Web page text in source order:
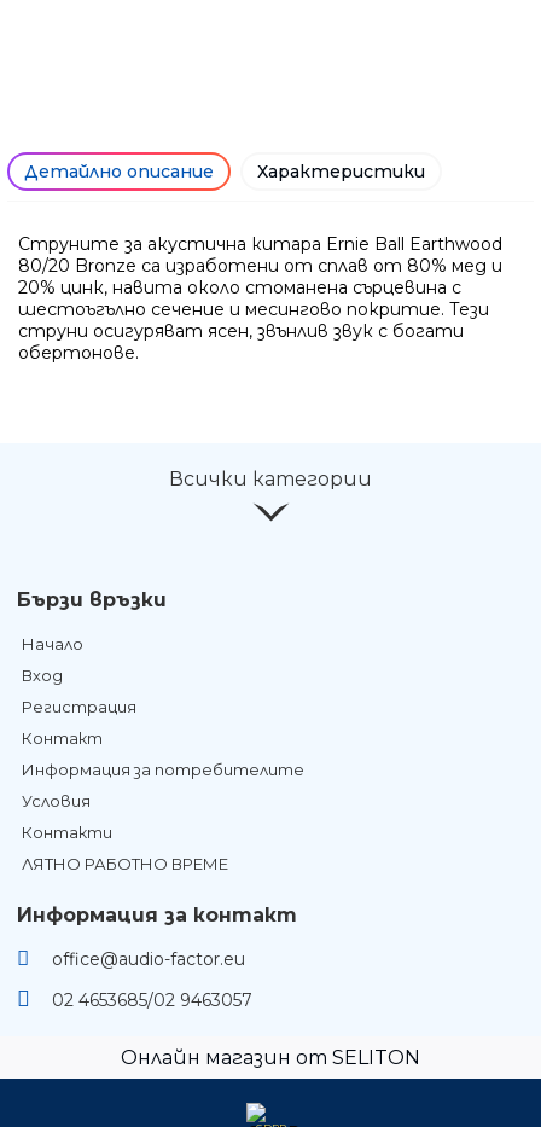
Детайлно описание Характеристики
Струните за акустична китара Ernie Ball Earthwood
80/20 Bronze са изработени от сплав от 80% мед и
20% цинк, навита около стоманена сърцевина с
шестоъгълно сечение и месингово покритие. Тези
струни осигуряват ясен, звънлив звук с богати
обертонове.
Всички категории
Бързи връзки
Начало
Вход
Регистрация
Контакт
Информация за потребителите
Условия
Контакти
ЛЯТНО РАБОТНО ВРЕМЕ
Информация за контакт
office@audio-factor.eu
02 4653685/02 9463057
Онлайн магазин от SELITON